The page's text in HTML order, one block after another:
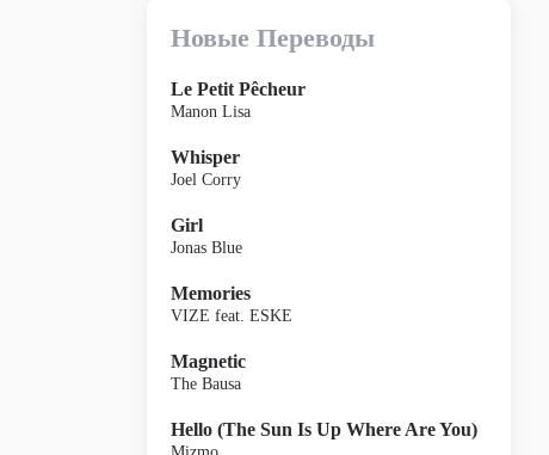
Новые Переводы
Le Petit Pêcheur
Manon Lisa
Whisper
Joel Corry
Girl
Jonas Blue
Memories
VIZE feat. ESKE
Magnetic
The Bausa
Hello (The Sun Is Up Where Are You)